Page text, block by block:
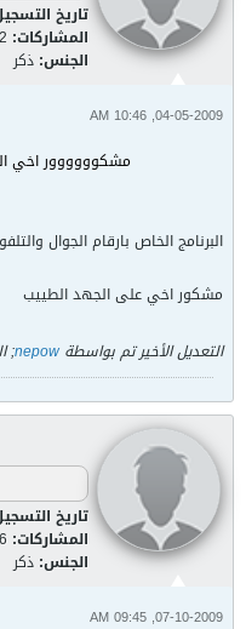
تاريخ
المشاركات: 2
الجنس: ذكر
04-05-2009, 10:46 AM
مشكوووووور اخي
البرنامج الخاص بارقام الجوال والتلفون
مشكور اخي على الجهد الطييب
التعديل الأخير تم بواسطة nepow
;
تاريخ
المشاركات: 6
الجنس: ذكر
07-10-2009, 09:45 AM